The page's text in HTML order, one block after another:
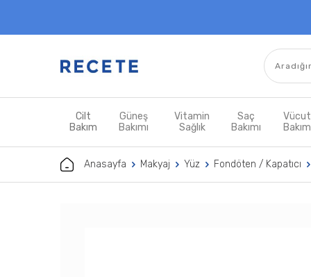
Cilt
Bakım
Güneş
Bakımı
Vitamin
Sağlık
Saç
Bakımı
Vücut
Bakım
Anasayfa Makyaj Yüz Fondöten / Kapatıcı